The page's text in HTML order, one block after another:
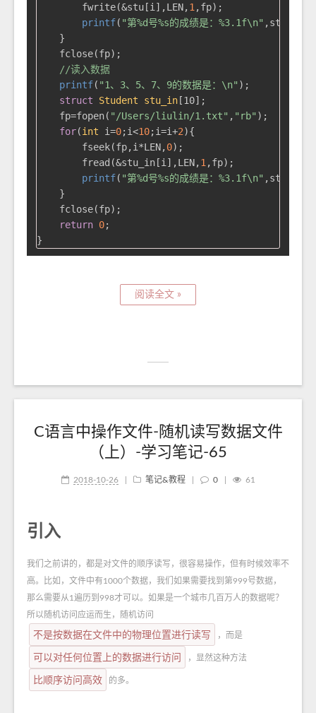
        fwrite(&stu[i],LEN,
1 ,fp);
printf( "第%d号%s的成绩是：%3.1f\n"
    }
    fclose(fp);
//读入数据
printf( "1、3、5、7、9的数据是：\n" );
struct
Student stu_in [10];
    fp=fopen(
"/Users/liulin/1.txt" , "rb" );
for(int i=0;i<10;i=i+2){
        fseek(fp,i*LEN,
0);
        fread(&stu_in[i],LEN,
1 ,fp);
printf( "第%d号%s的成绩是：%3.1f\n"
    }
    fclose(fp);
return 0;
阅读全文 »
C语言中操作文件-随机读写数据文件
（上）-学习笔记-65
2018-10-26 笔记&教程 0 61
引入
我们之前讲的，都是对文件的顺序读写，很容易操作，但有时候效率不
高。比如，文件中有1000个数据，我们如果需要找到第999号数据，
那么需要从1遍历到998才可以。如果是一个城市几百万人的数据呢？
所以随机访问应运而生，随机访问
不是按数据在文件中的物理位置进行读写 ，而是
可以对任何位置上的数据进行访问 ，显然这种方法
比顺序访问高效 的多。